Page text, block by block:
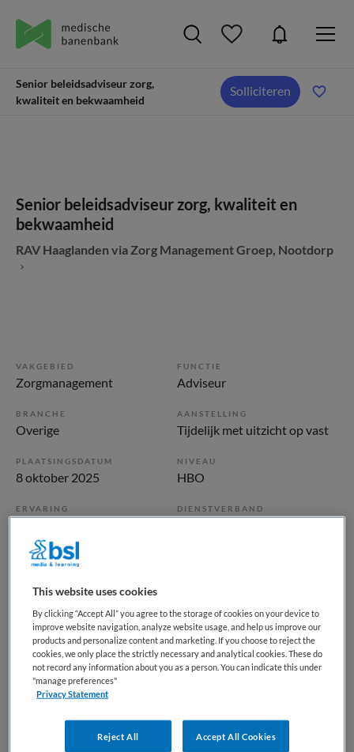
Senior beleidsadviseur zorg,
kwaliteit en bekwaamheid
Solliciteren
Senior beleidsadviseur zorg, kwaliteit en
bekwaamheid
RAV Haaglanden via Zorg Management Groep, Nootdorp
VAKGEBIED
Zorgmanagement
FUNCTIE
Adviseur
BRANCHE
Overige
AANSTELLING
Tijdelijk met uitzicht op vast
PLAATSINGSDATUM
8 oktober 2025
NIVEAU
HBO
ERVARING DIENSTVERBAND
Deze vacature Senior beleidsadviseur zorg, kwaliteit en
bekwaamheid bij RAV Haaglanden via Zorg Management
Groep is niet meer actueel. Hieronder staan enkele
vergelijkbare vacatures die voor u wellicht interessant zijn.
This website uses cookies
By clicking “Accept All” you agree to the storage of cookies on your device to
improve website navigation, analyze website usage, and help us improve our
products and personalize content and marketing. If you choose to reject the
cookies, we only place the strictly necessary and analytical cookies. These do
not record any information about you as a person. You can indicate this under
"manage preferences"
Privacy Statement
Reject All Accept All Cookies